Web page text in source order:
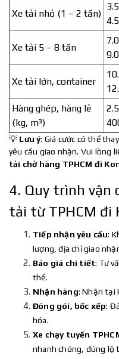
Xe tải nhỏ (1 – 2 tấn)
Xe tải 5 – 8 tấn
Xe tải lớn, container
Hàng ghép, hàng lẻ
(kg, m³)
💡 Lưu ý: Giá cước có thể
yêu cầu giao nhận. Vui lòng
tải chở hàng TPHCM đi
4. Quy trình vận
tải từ TPHCM đi
Tiếp nhận yêu cầu:
lượng, địa chỉ giao
Báo giá chi tiết: Tư
thể.
Nhận hàng: Nhận tại
Đóng gói, bốc xếp:
hóa.
Xe chạy tuyến
nhanh chóng, đúng lộ